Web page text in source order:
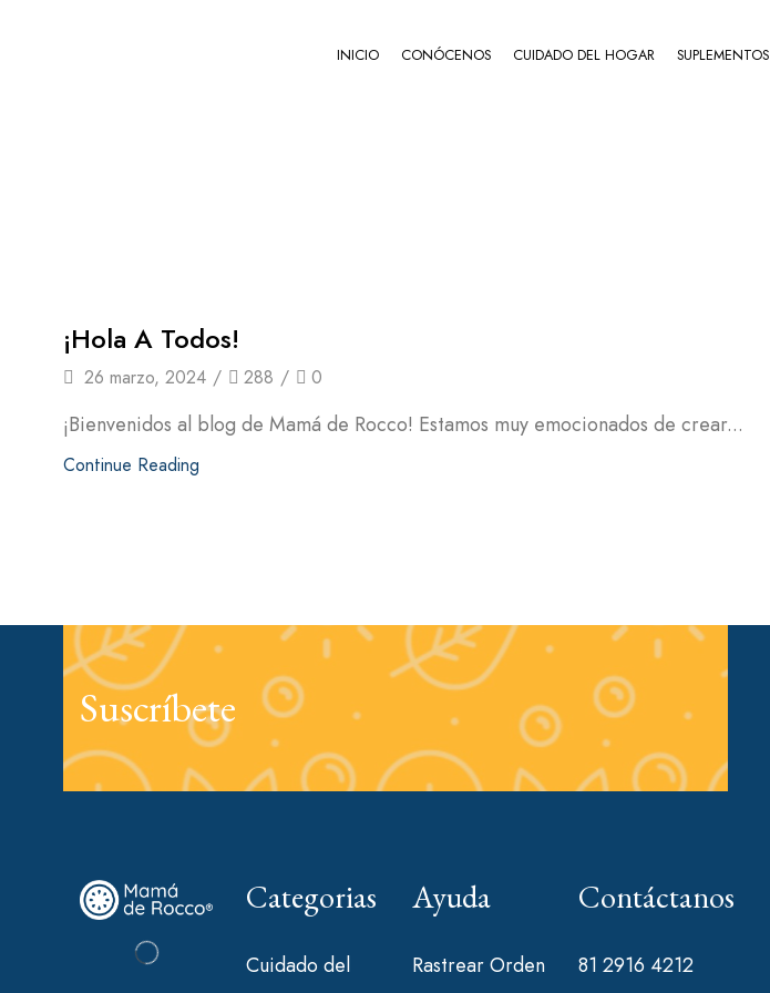
INICIO CONÓCENOS CUIDADO DEL HOGAR SUPLEMENTOS
¡Hola A Todos!
26 marzo, 2024 / 288 / 0
¡Bienvenidos al blog de Mamá de Rocco! Estamos muy emocionados de crear...
Continue Reading
Suscríbete
Categorias
Cuidado del
Ayuda
Rastrear Orden
Contáctanos
81 2916 4212